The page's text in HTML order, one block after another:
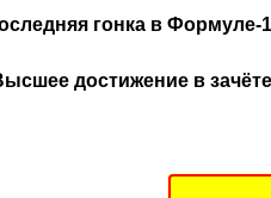
гонка в Формуле-
достижение в